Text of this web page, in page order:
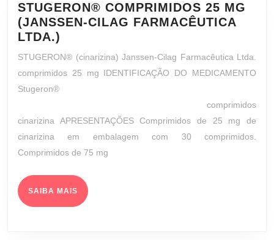
STUGERON® COMPRIMIDOS 25 MG
(JANSSEN-CILAG FARMACÊUTICA
LTDA.)
COMPRIMIDOS
MG
FARMACÊUTICA
LTDA.)
STUGERON® (cinarizina) Janssen-Cilag Farmacêutica Ltda.
comprimidos 25 mg IDENTIFICAÇÃO DO MEDICAMENTO
Stugeron®
comprimidos
cinarizina APRESENTAÇÕES Comprimidos de 25 mg de
cinarizina em embalagem com 30 comprimidos.
Comprimidos de 75 mg
SAIBA MAIS SAIBA
MAIS